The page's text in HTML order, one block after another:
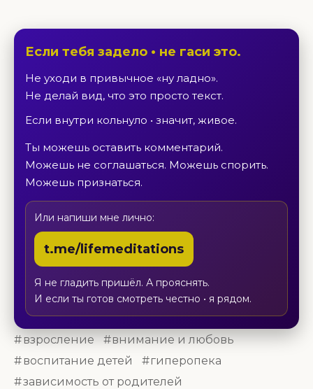
Если тебя задело • не гаси это.
Не уходи в привычное «ну ладно».
Не делай вид, что это просто текст.
Если внутри кольнуло • значит, живое.
Ты можешь оставить комментарий.
Можешь не соглашаться. Можешь спорить.
Можешь признаться.
Или напиши мне лично:
t.me/lifemeditations
Я не гладить пришёл. А прояснять.
И если ты готов смотреть честно • я рядом.
взросление
внимание и любовь
воспитание детей
гиперопека
зависимость от родителей